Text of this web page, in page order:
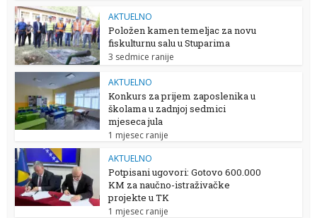
AKTUELNO
Položen kamen temeljac za novu
fiskulturnu salu u Stuparima
3 sedmice ranije
AKTUELNO
Konkurs za prijem zaposlenika u
školama u zadnjoj sedmici
mjeseca jula
1 mjesec ranije
AKTUELNO
Potpisani ugovori: Gotovo 600.000
KM za naučno-istraživačke
projekte u TK
1 mjesec ranije